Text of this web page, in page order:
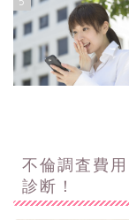
不倫調査費
診断！